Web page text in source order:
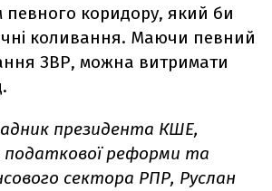
певного коридору, який би
коливання. Маючи певний
ЗВР, можна витримати
президента КШЕ,
податкової реформи та
сектора РПР, Руслан